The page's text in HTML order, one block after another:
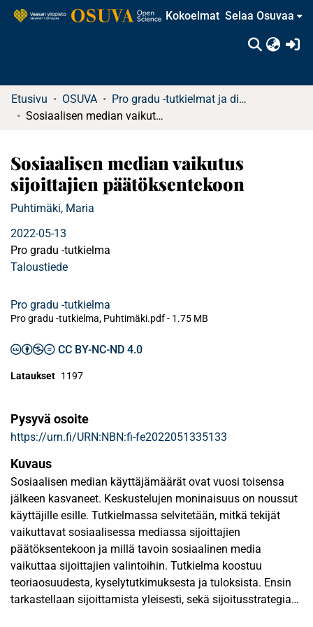
Kokoelmat Selaa Osuvaa
Etusivu OSUVA
Pro gradu -tutkielmat ja diplomityöt
Sosiaalisen median vaikutus sijoittajien päätöksentekoon
Sosiaalisen median vaikutus
sijoittajien päätöksentekoon
Puhtimäki, Maria
2022-05-13
Pro gradu -tutkielma
Taloustiede
Pro gradu -tutkielma
Pro gradu -tutkielma, Puhtimäki.pdf - 1.75 MB
CC BY-NC-ND 4.0
Lataukset 1197
Pysyvä osoite
https://urn.fi/URN:NBN:fi-fe2022051335133
Kuvaus
Sosiaalisen median käyttäjämäärät ovat vuosi toisensa
jälkeen kasvaneet. Keskustelujen moninaisuus on noussut
käyttäjille esille. Tutkielmassa selvitetään, mitkä tekijät
vaikuttavat sosiaalisessa mediassa sijoittajien
päätöksentekoon ja millä tavoin sosiaalinen media
vaikuttaa sijoittajien valintoihin. Tutkielma koostuu
teoriaosuudesta, kyselytutkimuksesta ja tuloksista. Ensin
tarkastellaan sijoittamista yleisesti, sekä sijoitusstrategian